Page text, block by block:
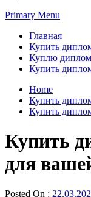
Primary Menu
Главная
Купить
Куплю
Купить
Home
Купить
Купить
Купить
для
Posted On :